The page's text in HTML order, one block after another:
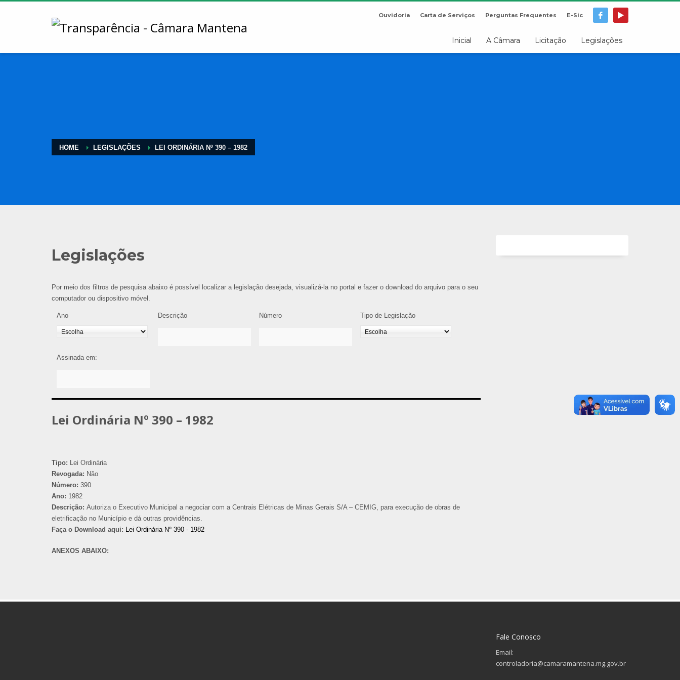
Ouvidoria Carta de Serviços Perguntas Frequentes E-Sic
Inicial A Câmara Licitação Legislações
HOME LEGISLAÇÕES LEI ORDINÁRIA Nº 390 – 1982
Legislações
Por meio dos filtros de pesquisa abaixo é possível localizar a legislação desejada, visualizá-la no portal e fazer o download do arquivo para o seu
computador ou dispositivo móvel.
Ano Descrição Número Tipo de Legislação
Assinada em:
Lei Ordinária Nº 390 – 1982
Tipo: Lei Ordinária
Revogada: Não
Número: 390
Ano: 1982
Descrição: Autoriza o Executivo Municipal a negociar com a Centrais Elétricas de Minas Gerais S/A – CEMIG, para execução de obras de
eletrificação no Município e dá outras providências.
Faça o Download aqui: Lei Ordinária Nº 390 - 1982
ANEXOS ABAIXO:
Fale Conosco
Email:
controladoria@camaramantena.mg.gov.br